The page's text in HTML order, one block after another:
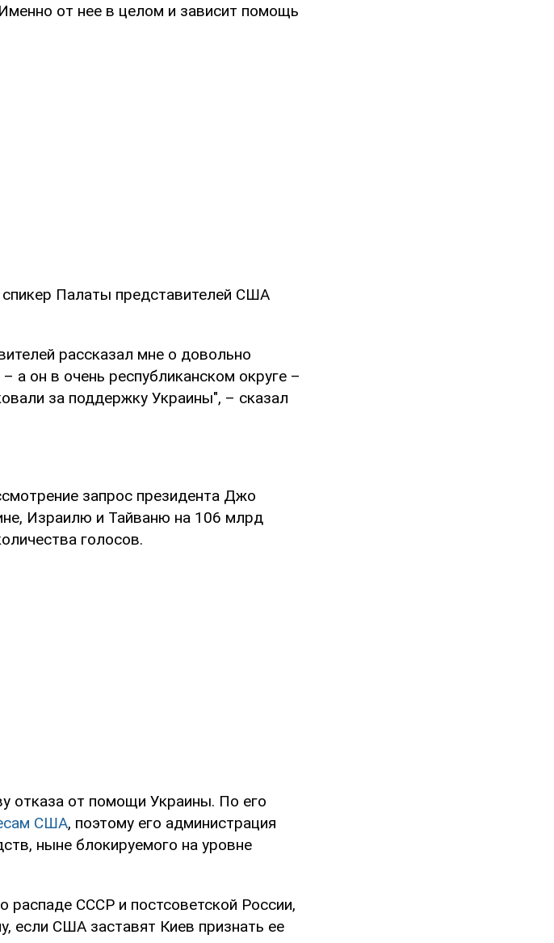
от нее в целом и зависит помощь
спикер Палаты представителей США
рассказал мне о довольно
– а он в очень республиканском округе –
за поддержку Украины", – сказал
запрос президента Джо
Израилю и Тайваню на 106 млрд
голосов.
отказа от помощи Украины. По его
США, поэтому его администрация
ныне блокируемого на уровне
распаде СССР и постсоветской России,
если США заставят Киев признать ее